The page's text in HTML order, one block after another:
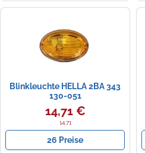
Ölfilter
Navi-Zubehör
Navigationssoftware
Powercaps
Blinkleuchte HELLA 2BA 343
130-051
14,71 €
14.71
26 Preise